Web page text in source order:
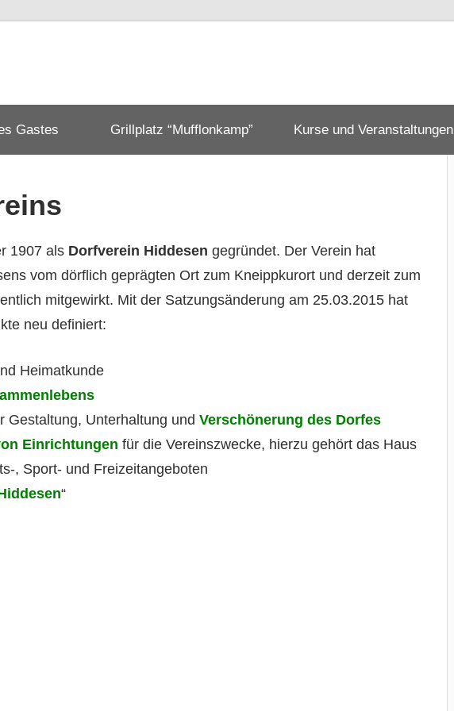
Gastes Grillplatz “Mufflonkamp” Kurse und Veranstaltungen
1907 als Dorfverein Hiddesen gegründet. Der Verein hat
vom dörflich geprägten Ort zum Kneippkurort und derzeit zum
mitgewirkt. Mit der Satzungsänderung am 25.03.2015 hat
neu definiert:
Heimatkunde
Gestaltung, Unterhaltung und Verschönerung des Dorfes
Einrichtungen für die Vereinszwecke, hierzu gehört das Haus
, Sport- und Freizeitangeboten
“